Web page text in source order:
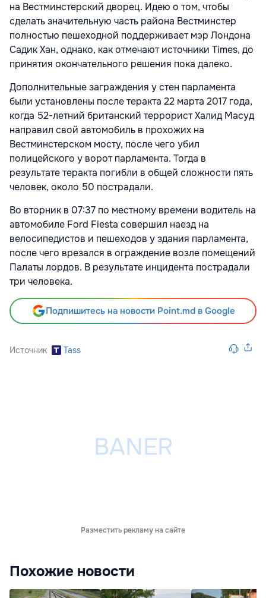
на Вестминстерский дворец. Идею о том, чтобы
сделать значительную часть района Вестминстер
полностью пешеходной поддерживает мэр Лондона
Садик Хан, однако, как отмечают источники Times, до
принятия окончательного решения пока далеко.
Дополнительные заграждения у стен парламента
были установлены после теракта 22 марта 2017 года,
когда 52-летний британский террорист Халид Масуд
направил свой автомобиль в прохожих на
Вестминстерском мосту, после чего убил
полицейского у ворот парламента. Тогда в
результате теракта погибли в общей сложности пять
человек, около 50 пострадали.
Во вторник в 07:37 по местному времени водитель на
автомобиле Ford Fiesta совершил наезд на
велосипедистов и пешеходов у здания парламента,
после чего врезался в ограждение возле помещений
Палаты лордов. В результате инцидента пострадали
три человека.
Подпишитесь на новости Point.md в Google
Источник Tass
Разместить рекламу на сайте
Похожие новости